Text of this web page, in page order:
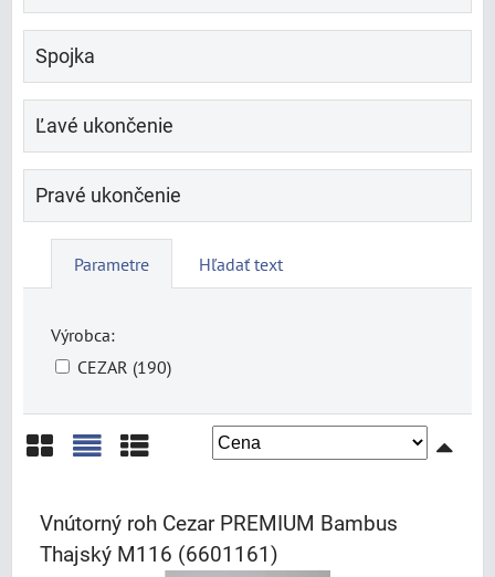
Spojka
Ľavé ukončenie
Pravé ukončenie
Parametre Hľadať text
Výrobca:
CEZAR (190)
Vnútorný roh Cezar PREMIUM Bambus
Thajský M116 (6601161)